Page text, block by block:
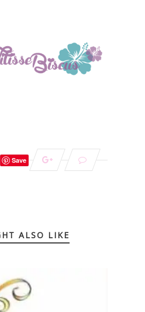
Save
ALSO LIKE